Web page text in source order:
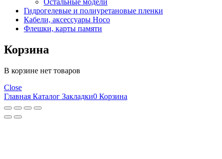
Гидрогелевые и полиуретановые пленки
Кабели, аксессуары Hoco
Флешки, карты памяти
Корзина
В корзине нет товаров
Close
Главная Каталог Закладки0 Корзина